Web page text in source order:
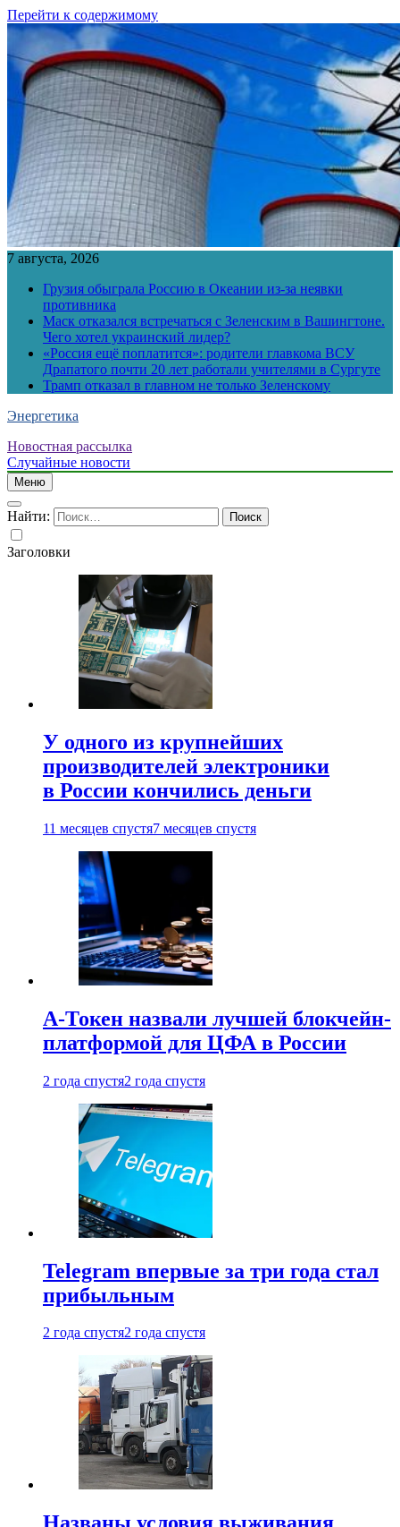
Перейти к содержимому
7 августа, 2026
Грузия обыграла Россию в Океании из-за неявки
противника
Маск отказался встречаться с Зеленским в Вашингтоне.
Чего хотел украинский лидер?
«Россия ещё поплатится»: родители главкома ВСУ
Драпатого почти 20 лет работали учителями в Сургуте
Трамп отказал в главном не только Зеленскому
Энергетика
Новостная рассылка
Случайные новости
Меню
Найти:
Заголовки
У одного из крупнейших
производителей электроники
в России кончились деньги
11 месяцев спустя7 месяцев спустя
А-Токен назвали лучшей блокчейн-
платформой для ЦФА в России
2 года спустя2 года спустя
Telegram впервые за три года стал
прибыльным
2 года спустя2 года спустя